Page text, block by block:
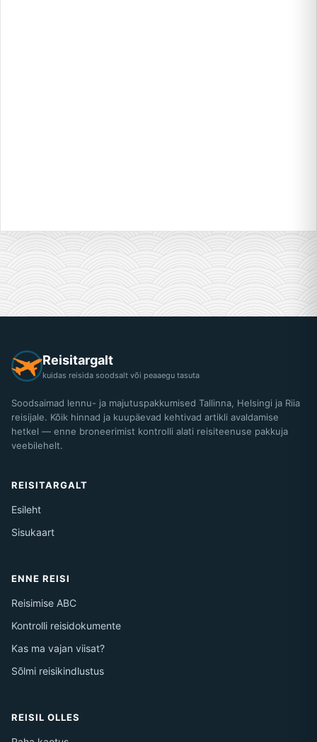
Reisitargalt
kuidas reisida soodsalt või peaaegu tasuta
Soodsaimad lennu- ja majutuspakkumised Tallinna, Helsingi ja Riia
reisijale. Kõik hinnad ja kuupäevad kehtivad artikli avaldamise
hetkel — enne broneerimist kontrolli alati reisiteenuse pakkuja
veebilehelt.
REISITARGALT
Esileht
Sisukaart
ENNE REISI
Reisimise ABC
Kontrolli reisidokumente
Kas ma vajan viisat?
Sõlmi reisikindlustus
REISIL OLLES